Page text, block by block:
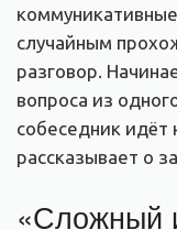
случайным
разговор.
вопроса из
собеседник идёт
рассказывает о
«Сложный